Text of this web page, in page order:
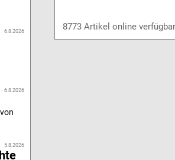
6.8.2026
6.8.2026
5.8.2026
8773 Artikel online